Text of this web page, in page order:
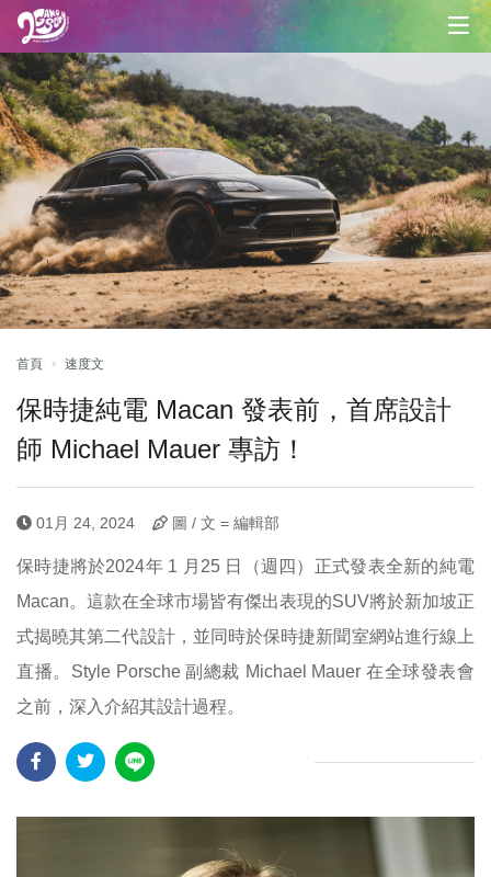
首頁 速度文
保時捷純電 Macan 發表前，首席設計
師 Michael Mauer 專訪！
01月 24, 2024 圖 / 文 = 編輯部
保時捷將於2024年 1 月25 日（週四）正式發表全新的純電
Macan。這款在全球市場皆有傑出表現的SUV將於新加坡正
式揭曉其第二代設計，並同時於保時捷新聞室網站進行線上
直播。Style Porsche 副總裁 Michael Mauer 在全球發表會
之前，深入介紹其設計過程。